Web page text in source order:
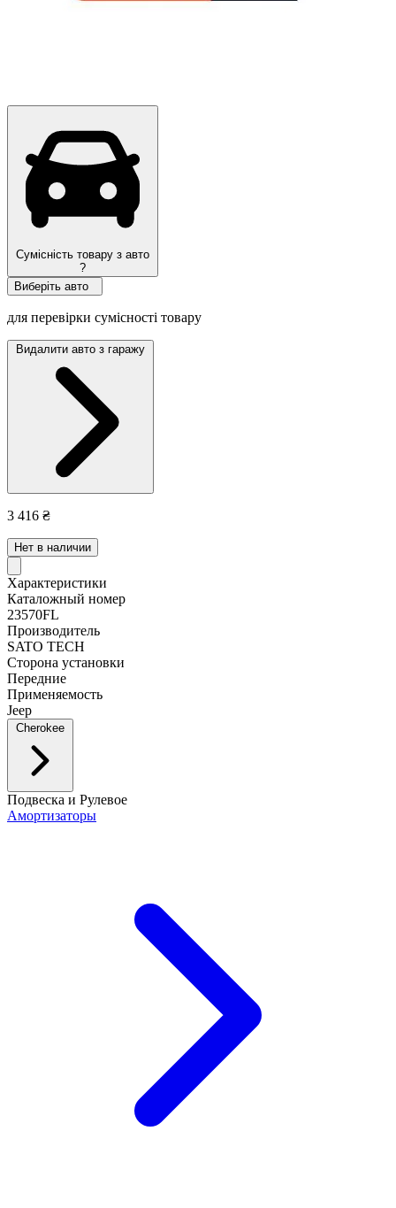
Сумісність товару з авто
?
Виберіть авто
для перевірки сумісності товару
Видалити авто з гаражу
3 416 ₴
Нет в наличии
Характеристики
Каталожный номер
23570FL
Производитель
SATO TECH
Сторона установки
Передние
Применяемость
Jeep
Подвеска и Рулевое
Амортизаторы